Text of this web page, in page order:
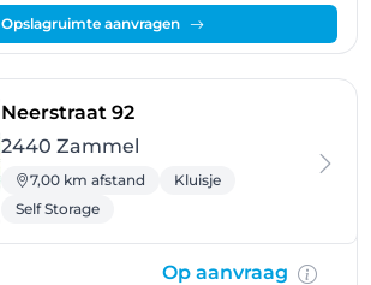
Opslagruimte aanvragen
Neerstraat 92- Zammel
2440 Zammel
7,00 km afstand
Kluisje
Self Storage
Op aanvraag